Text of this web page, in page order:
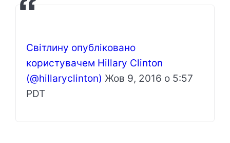
Світлину опубліковано
користувачем Hillary Clinton
(@hillaryclinton) Жов 9, 2016 о 5:57
PDT